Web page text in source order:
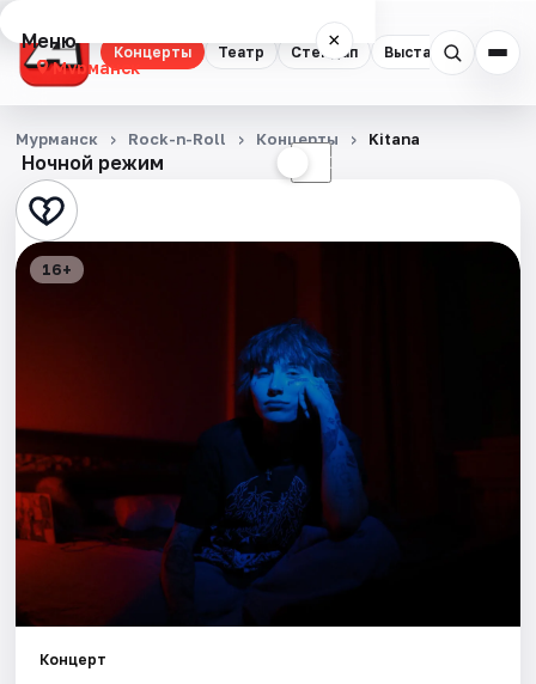
Концерты Театр Стендап Выставки
Меню ×
Мурманск
Концерты
Театр
Стендап
События
Города
Артисты
Ночной режим ☾
Мурманск Rock-n-Roll Концерты Kitana
16+
Концерт